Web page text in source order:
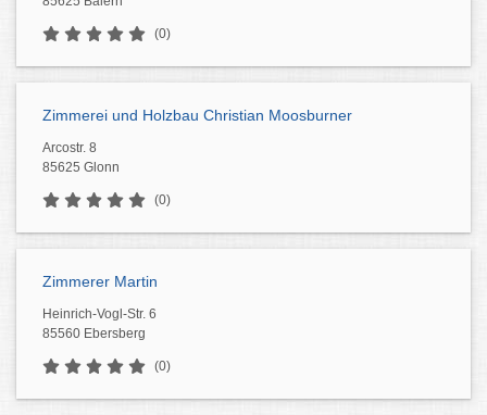
(0)
Zimmerei und Holzbau Christian Moosburner
Arcostr. 8
85625 Glonn
(0)
Zimmerer Martin
Heinrich-Vogl-Str. 6
85560 Ebersberg
(0)